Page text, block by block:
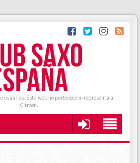
SAXO
usuarios. Esta web no pertenece ni representa a
Citroën.